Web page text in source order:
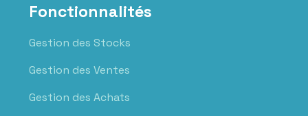
Fonctionnalités
Gestion des Stocks
Gestion des Ventes
Gestion des Achats